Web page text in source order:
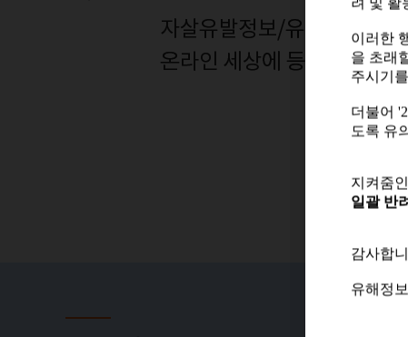
나 시스
려 및 활
이러한
을 초래
주시기
더불어
지켜줌
감사합
이러한
을 초래
주시기
더불어
도록 유
지켜줌
일괄 반
감사합
유해정